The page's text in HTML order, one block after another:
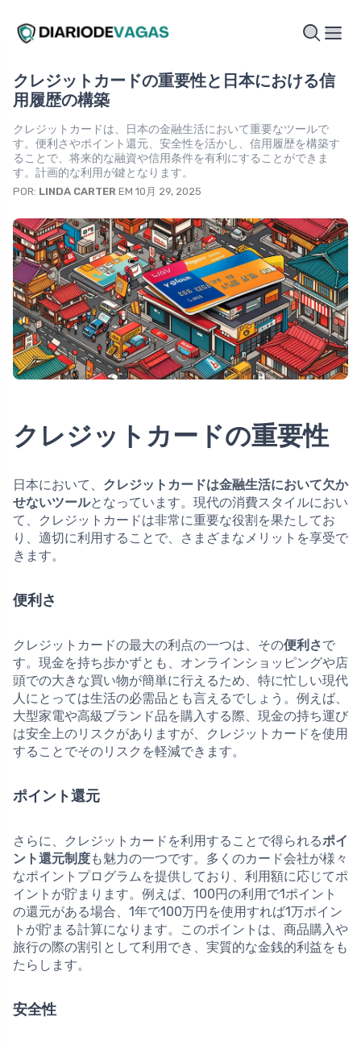
クレジットカードの重要性と日本における信
用履歴の構築
クレジットカードは、日本の金融生活において重要なツールで
す。便利さやポイント還元、安全性を活かし、信用履歴を構築す
ることで、将来的な融資や信用条件を有利にすることができま
す。計画的な利用が鍵となります。
POR: LINDA CARTER EM 10月 29, 2025
クレジットカードの重要性
日本において、 クレジットカードは金融生活において欠か
せないツールとなっています。現代の消費スタイルにおい
て、クレジットカードは非常に重要な役割を果たしてお
り、適切に利用することで、さまざまなメリットを享受で
きます。
便利さ
クレジットカードの最大の利点の一つは、その便利さで
す。現金を持ち歩かずとも、オンラインショッピングや店
頭での大きな買い物が簡単に行えるため、特に忙しい現代
人にとっては生活の必需品とも言えるでしょう。例えば、
大型家電や高級ブランド品を購入する際、現金の持ち運び
は安全上のリスクがありますが、クレジットカードを使用
することでそのリスクを軽減できます。
ポイント還元
さらに、クレジットカードを利用することで得られるポイ
ント還元制度も魅力の一つです。多くのカード会社が様々
なポイントプログラムを提供しており、利用額に応じてポ
イントが貯まります。例えば、100円の利用で1ポイント
の還元がある場合、1年で100万円を使用すれば1万ポイン
トが貯まる計算になります。このポイントは、商品購入や
旅行の際の割引として利用でき、実質的な金銭的利益をも
たらします。
安全性